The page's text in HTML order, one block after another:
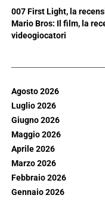
007 First Light, la
Mario Bros: Il film, la
videogiocatori
Agosto 2026
Luglio 2026
Giugno 2026
Maggio 2026
Aprile 2026
Marzo 2026
Febbraio 2026
Gennaio 2026